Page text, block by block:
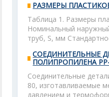
РАЗМЕРЫ
Таблица 1. Размеры
Номинальный
труб, S, мм
СОЕДИНИТЕЛЬНЫЕ
ПОЛИПРОПИЛЕНА
Соединительные
80, изготавливаемые
давлением и